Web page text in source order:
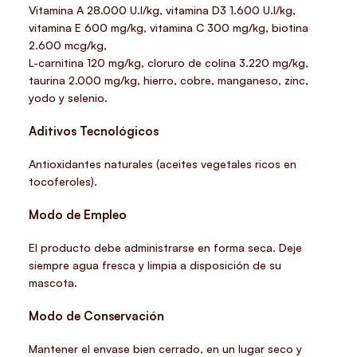
Vitamina A 28.000 U.I/kg, vitamina D3 1.600 U.I/kg,
vitamina E 600 mg/kg, vitamina C 300 mg/kg, biotina
2.600 mcg/kg,
L-carnitina 120 mg/kg, cloruro de colina 3.220 mg/kg,
taurina 2.000 mg/kg, hierro, cobre, manganeso, zinc,
yodo y selenio.
Aditivos Tecnológicos
Antioxidantes naturales (aceites vegetales ricos en
tocoferoles).
Modo de Empleo
El producto debe administrarse en forma seca. Deje
siempre agua fresca y limpia a disposición de su
mascota.
Modo de Conservación
Mantener el envase bien cerrado, en un lugar seco y